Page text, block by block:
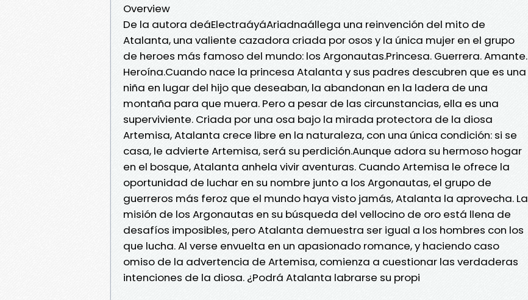
Overview
De la autora deáElectraáyáAriadnaállega una reinvención del mito de
Atalanta, una valiente cazadora criada por osos y la única mujer en el grupo
de heroes más famoso del mundo: los Argonautas.Princesa. Guerrera. Amante.
Heroína.Cuando nace la princesa Atalanta y sus padres descubren que es una
niña en lugar del hijo que deseaban, la abandonan en la ladera de una
montaña para que muera. Pero a pesar de las circunstancias, ella es una
superviviente. Criada por una osa bajo la mirada protectora de la diosa
Artemisa, Atalanta crece libre en la naturaleza, con una única condición: si se
casa, le advierte Artemisa, será su perdición.Aunque adora su hermoso hogar
en el bosque, Atalanta anhela vivir aventuras. Cuando Artemisa le ofrece la
oportunidad de luchar en su nombre junto a los Argonautas, el grupo de
guerreros más feroz que el mundo haya visto jamás, Atalanta la aprovecha. La
misión de los Argonautas en su búsqueda del vellocino de oro está llena de
desafíos imposibles, pero Atalanta demuestra ser igual a los hombres con los
que lucha. Al verse envuelta en un apasionado romance, y haciendo caso
omiso de la advertencia de Artemisa, comienza a cuestionar las verdaderas
intenciones de la diosa. ¿Podrá Atalanta labrarse su propi